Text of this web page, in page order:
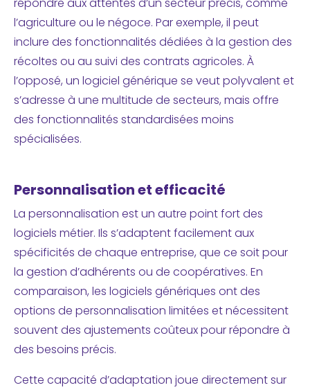
répondre aux attentes d’un secteur précis, comme
l’agriculture ou le négoce. Par exemple, il peut
inclure des fonctionnalités dédiées à la gestion des
récoltes ou au suivi des contrats agricoles. À
l’opposé, un logiciel générique se veut polyvalent et
s’adresse à une multitude de secteurs, mais offre
des fonctionnalités standardisées moins
spécialisées.
Personnalisation et efficacité
La personnalisation est un autre point fort des
logiciels métier. Ils s’adaptent facilement aux
spécificités de chaque entreprise, que ce soit pour
la gestion d’adhérents ou de coopératives. En
comparaison, les logiciels génériques ont des
options de personnalisation limitées et nécessitent
souvent des ajustements coûteux pour répondre à
des besoins précis.
Cette capacité d’adaptation joue directement sur